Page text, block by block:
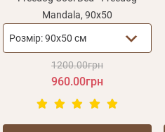
Mandala, 90х50
Розмір:90х50 см
1200.00грн
960.00грн